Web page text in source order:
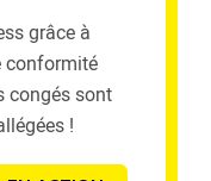
grâce à
conformité
congés sont
!